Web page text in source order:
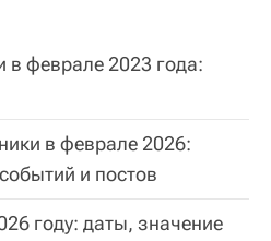
в феврале 2023 года:
в феврале 2026:
и постов
году: даты, значение